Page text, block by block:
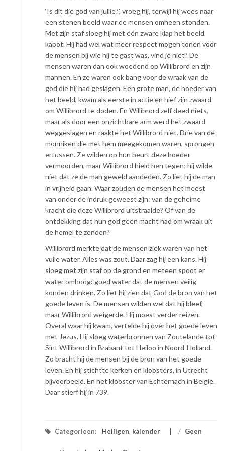
‘Is dit die god van jullie?’, vroeg hij, terwijl hij wees naar
een stenen beeld waar de mensen omheen stonden.
Met zijn staf sloeg hij met één zware klap het beeld
kapot. Hij had wel wat meer respect mogen tonen voor
de mensen bij wie hij te gast was, vind je niet? De
mensen waren dan ook woedend op Willibrord en zijn
mannen. En ze waren ook bang voor de wraak van de
god die hij had geslagen. Een grote man, de hoeder van
het beeld, kwam als eerste in actie en hief zijn zwaard
om Willibrord te doden. En Willibrord zelf deed niets,
maar als door een onzichtbare arm werd het zwaard
weggeslagen en raakte het Willibrord niet. Drie van de
monniken die met hem meegekomen waren, sprongen
ertussen. Ze wilden op hun beurt deze hoeder
vermoorden, maar Willibrord hield hen tegen; hij wilde
niet dat ze de man geweld aandeden. Zo liet hij de man
in vrijheid gaan. Waar zouden de mensen het meest
van onder de indruk geweest zijn: van de geheime
kracht die deze Willibrord uitstraalde? Of van de
ontdekking dat hun god geen macht had om wraak uit
de hemel te zenden?
Willibrord merkte dat de mensen ziek waren van het
vuile water. Alles was zout. Daar zag hij een kans. Hij
sloeg met zijn staf op de grond en meteen spoot er
water omhoog: goed water dat de mensen veilig
konden drinken. Zo liet hij zien dat God de bron van het
goede leven is. De mensen wilden wel dat hij bleef,
maar Willibrord weigerde. Hij moest verder reizen.
Overal waar hij kwam, vertelde hij over het goede leven
met Jezus. Hij sloeg waterbronnen van Zoutelande tot
Sint Willibrord in Brabant tot Heiloo in Noord-Holland.
Zo bracht hij de mensen bij de bron van het goede
leven. En hij stichtte kerken en kloosters, in Utrecht
bijvoorbeeld. En het klooster van Echternach in België.
Daar stierf hij in 739.
Categorieen: Heiligen, kalender / Geen